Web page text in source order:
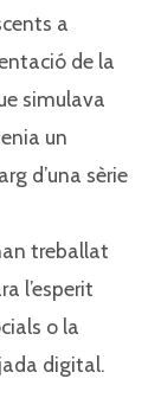
a⁣
de la
simulava⁣
un
d’una sèrie
treballat
l’esperit⁣
o la
digital.⁣